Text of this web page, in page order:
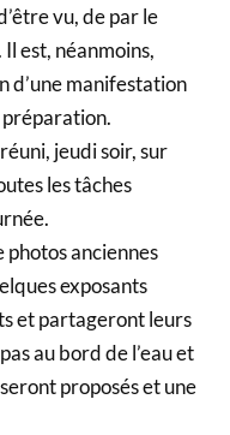
vu, de par le
est, néanmoins,
d’une manifestation
préparation.
jeudi soir, sur
les tâches
photos anciennes
exposants
et partageront leurs
au bord de l’eau et
proposés et une